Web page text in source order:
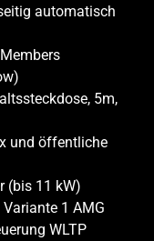
automatisch
5m,
und öffentliche
(bis 11 kW)
1 AMG
WLTP